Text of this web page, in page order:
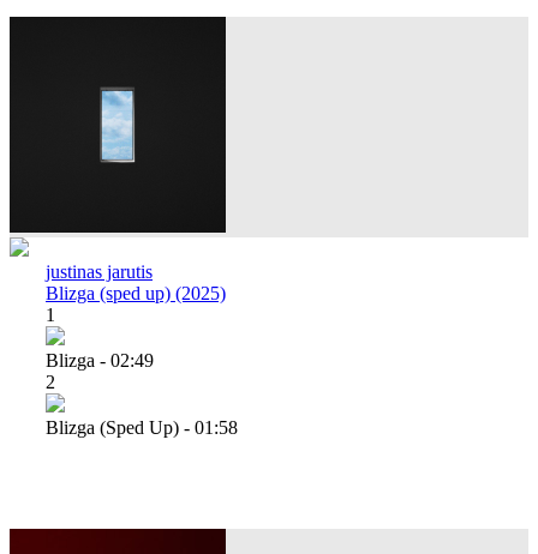
justinas jarutis
Blizga (sped up) (2025)
1
Blizga - 02:49
2
Blizga (sped Up) - 01:58